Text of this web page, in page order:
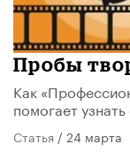
Пробы
Как
помогает узнать
Статья / 24 марта